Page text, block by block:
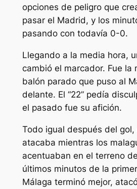
opciones de peligro que
pasar el Madrid, y los
pasando con todavía 0-0.
Llegando a la media hora,
cambió el marcador. Fue la
balón parado que puso al
delante. El “22” pedía
el pasado fue su afición.
Todo igual después del gol,
atacaba mientras los
acentuaban en el terreno
últimos minutos de la
Málaga terminó mejor,